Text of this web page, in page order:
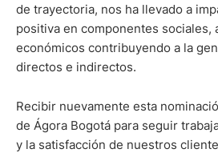
de trayectoria, nos ha llevado a
positiva en componentes sociales,
económicos contribuyendo a la
directos e indirectos.
Recibir nuevamente esta
de Ágora Bogotá para seguir
y la satisfacción de nuestros